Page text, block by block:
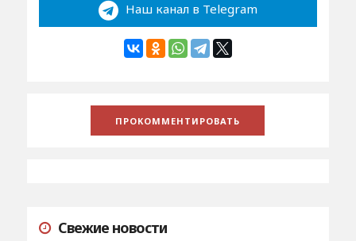
Наш канал в Telegram
Свежие новости